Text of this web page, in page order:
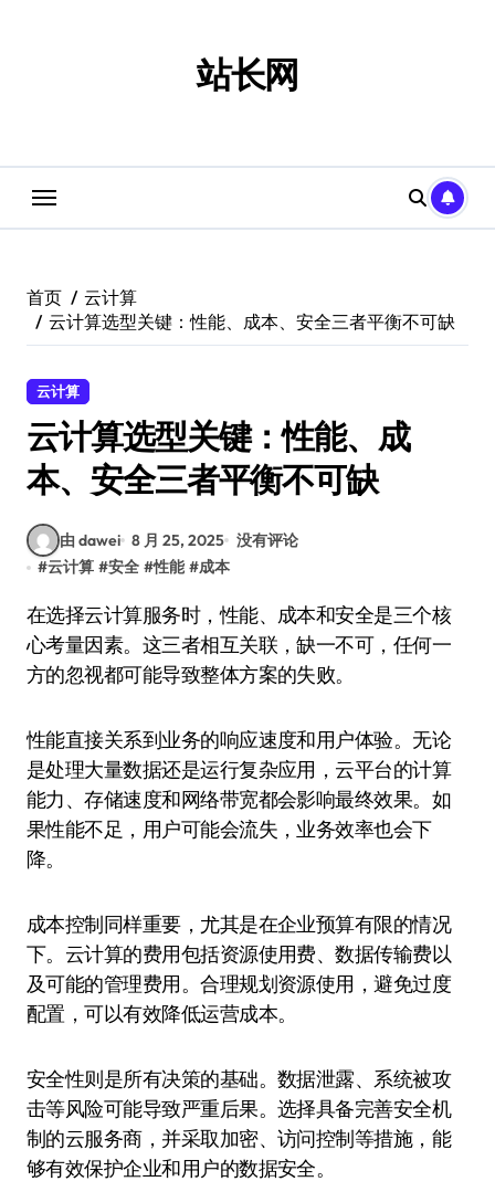
站长网
首页
云计算
云计算选型关键：性能、成本、安全三者平衡不可缺
云计算
云计算选型关键：性能、成
本、安全三者平衡不可缺
由 dawei 8 月 25, 2025 没有评论
#云计算 #安全 #性能 #成本
在选择云计算服务时，性能、成本和安全是三个核
心考量因素。这三者相互关联，缺一不可，任何一
方的忽视都可能导致整体方案的失败。
性能直接关系到业务的响应速度和用户体验。无论
是处理大量数据还是运行复杂应用，云平台的计算
能力、存储速度和网络带宽都会影响最终效果。如
果性能不足，用户可能会流失，业务效率也会下
降。
成本控制同样重要，尤其是在企业预算有限的情况
下。云计算的费用包括资源使用费、数据传输费以
及可能的管理费用。合理规划资源使用，避免过度
配置，可以有效降低运营成本。
安全性则是所有决策的基础。数据泄露、系统被攻
击等风险可能导致严重后果。选择具备完善安全机
制的云服务商，并采取加密、访问控制等措施，能
够有效保护企业和用户的数据安全。